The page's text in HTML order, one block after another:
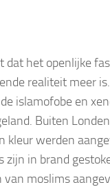
dat het openlijke
realiteit meer
islamofobe en
Buiten
kleur werden
zijn in brand
moslims